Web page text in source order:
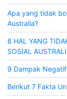
Apa yang tidak
Australia?
8 HAL YANG
SOSIAL
9 Dampak
Berikut 7 Fakta